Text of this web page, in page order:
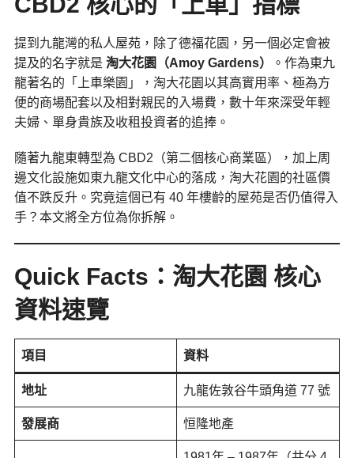
提到九龍灣的私人屋苑，除了德福花園，另一個必定會被
提及的名字就是 淘大花園（Amoy Gardens）
。作為東九
龍著名的「上車樂園」，淘大花園以其高實用率、極為方
便的商場配套以及相對親民的入場費，數十年來深受年輕
夫婦、單身貴族及收租投資者的追捧。
隨著九龍東轉型為 CBD2（第二個核心商業區），加上周
邊文化設施如東九龍文化中心的落成，淘大花園的社區價
值不跌反升。究竟這個已有 40 年樓齡的屋苑是否仍值得入
手？本文將全方位為你拆解。
Quick Facts：淘大花園 核心
資料速覽
項目 資料
地址 九龍佐敦谷牛頭角道 77 號
發展商 恒隆地產